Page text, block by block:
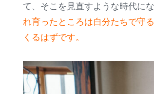
て、そこを見直すような時代に
れ育ったところは自分たちで守
くるはずです。